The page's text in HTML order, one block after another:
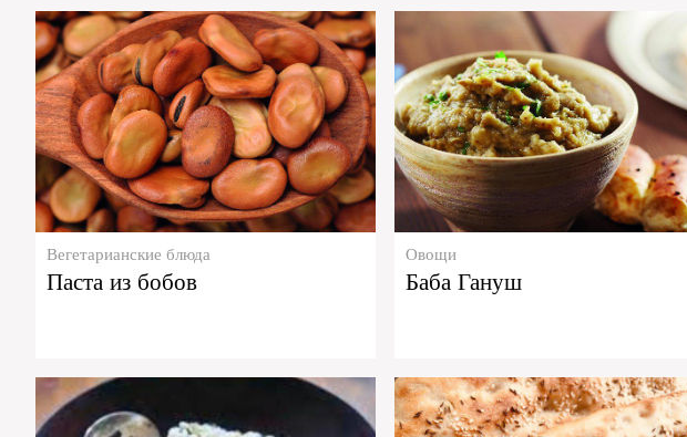
Вегетарианские блюда
Паста из бобов
Овощи
Баба Гануш